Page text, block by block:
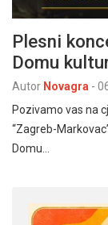
Plesni
Domu
Autor Novagra -
Pozivamo vas na
“Zagreb-
Domu…